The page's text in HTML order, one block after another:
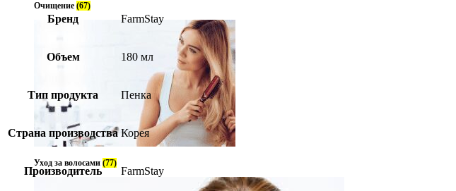
Очищение (67)
Уход за волосами (77)
Бренд FarmStay
Объем 180 мл
Тип продукта Пенка
Страна производства Корея
Производитель FarmStay